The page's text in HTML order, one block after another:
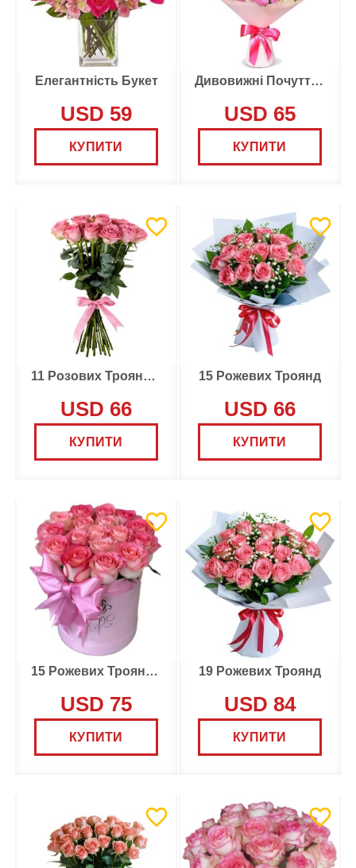
Елегантність Букет
USD 59
КУПИТИ
Дивовижні Почуття букет
USD 65
КУПИТИ
11 Розових Троянд Делюкс
USD 66
КУПИТИ
15 Рожевих Троянд
USD 66
КУПИТИ
15 Рожевих Троянд в Коробці
USD 75
КУПИТИ
19 Рожевих Троянд
USD 84
КУПИТИ